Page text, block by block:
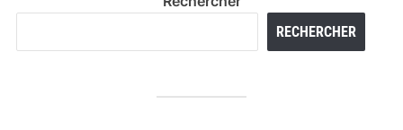
RECHERCHER